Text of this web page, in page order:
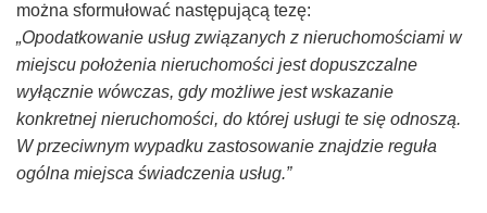
można sformułować następującą tezę:
„Opodatkowanie usług związanych z nieruchomościami w
miejscu położenia nieruchomości jest dopuszczalne
wyłącznie wówczas, gdy możliwe jest wskazanie
konkretnej nieruchomości, do której usługi te się odnoszą.
W przeciwnym wypadku zastosowanie znajdzie reguła
ogólna miejsca świadczenia usług.”